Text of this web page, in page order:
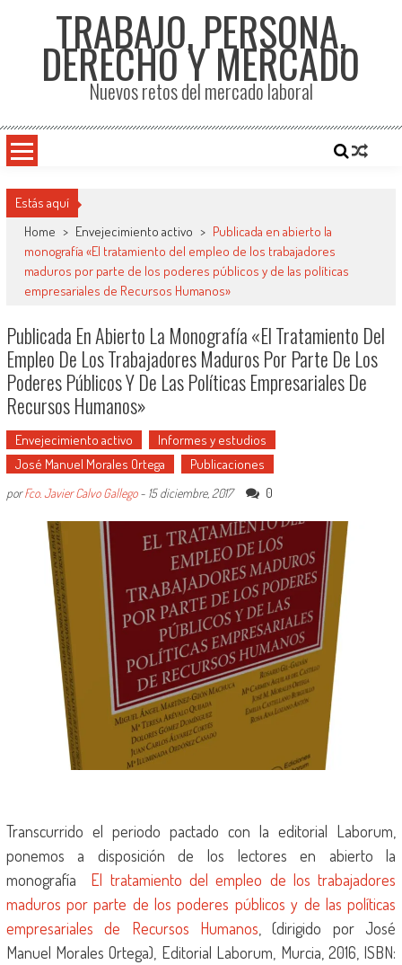
TRABAJO, PERSONA,
DERECHO Y MERCADO
Nuevos retos del mercado laboral
Estás aquí
Home > Envejecimiento activo > Publicada en abierto la
monografía «El tratamiento del empleo de los trabajadores
maduros por parte de los poderes públicos y de las políticas
empresariales de Recursos Humanos»
Publicada En Abierto La Monografía «El Tratamiento Del
Empleo De Los Trabajadores Maduros Por Parte De Los
Poderes Públicos Y De Las Políticas Empresariales De
Recursos Humanos»
Envejecimiento activo
Informes y estudios
José Manuel Morales Ortega
Publicaciones
porFco. Javier Calvo Gallego- 15 diciembre, 2017 0
Transcurrido el periodo pactado con la editorial Laborum,
ponemos a disposición de los lectores en abierto la
monografía El tratamiento del empleo de los trabajadores
maduros por parte de los poderes públicos y de las políticas
empresariales de Recursos Humanos , (dirigido por José
Manuel Morales Ortega), Editorial Laborum, Murcia, 2016, ISBN: